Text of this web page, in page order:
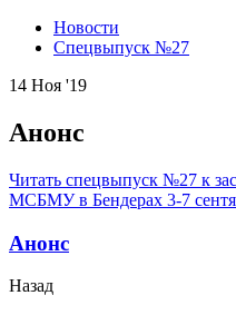
Новости
Спецвыпуск №27
14 Ноя '19
Анонс
Читать спецвыпуск №27 к
МСБМУ в Бендерах 3-7
Анонс
Назад